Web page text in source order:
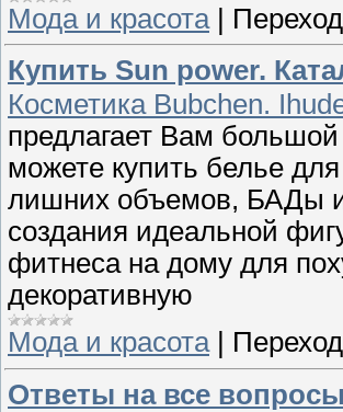
Мода и красота|
Купить Sun power.
Косметика Bubchen.
предлагает Вам
можете купить белье
лишних объемов, БАДы и
создания идеальной
фитнеса на дому для
декоративную
Мода и красота|
Ответы на все